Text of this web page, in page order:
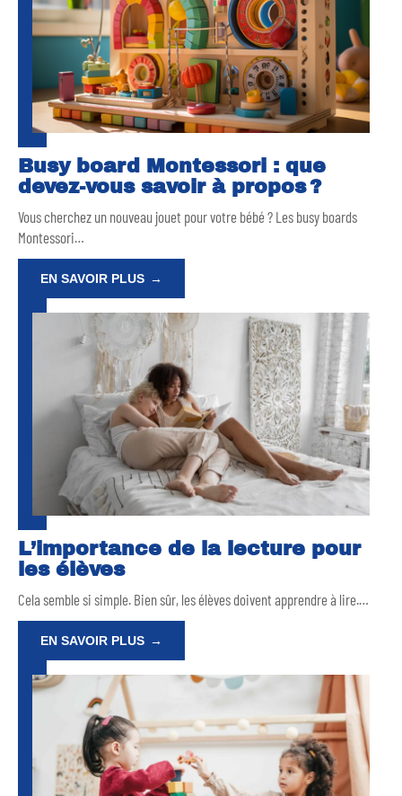
Busy board Montessori : que
devez-vous savoir à propos ?
Vous cherchez un nouveau jouet pour votre bébé ? Les busy boards
Montessori…
EN SAVOIR PLUS
L’importance de la lecture pour
les élèves
Cela semble si simple. Bien sûr, les élèves doivent apprendre à lire.…
EN SAVOIR PLUS